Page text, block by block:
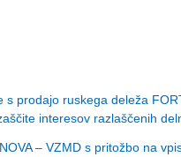
s prodajo ruskega deleža
interesov razlaščenih
– VZMD s pritožbo na